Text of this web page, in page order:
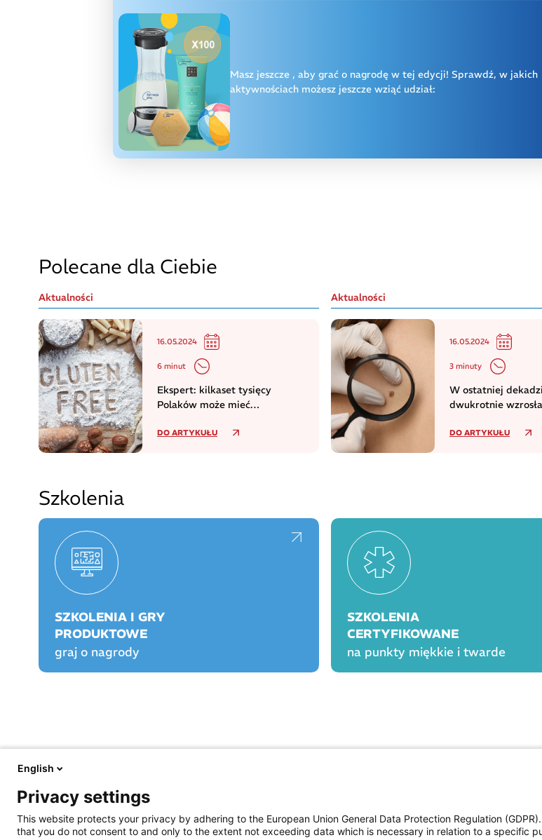
Masz jeszcze , aby grać o nagrodę w tej edycji! Sprawdź, w jakich
aktywnościach możesz jeszcze wziąć udział:
Polecane dla Ciebie
Aktualności
16.05.2024
6 minut
Ekspert: kilkaset tysięcy
Polaków może mieć
DO ARTYKUŁU
Aktualności
16.05.2024
3 minuty
W ostatniej
dwukrotnie
DO ARTYKUŁU
Szkolenia
SZKOLENIA I GRY
PRODUKTOWE
graj o nagrody
SZKOLENIA
CERTYFIKOWANE
na punkty miękkie i twarde
O nas
Aktualności
Prawo
Opieka farmaceutyczna
Graj o nagrody!
Rankingi
Regulamin serwisu
Regulamin konkursu Farmacja Play
English
Privacy settings
This website protects your privacy by adhering to the European Union General Data Protection Regulation
that you do not consent to and only to the extent not exceeding data which is necessary in relation to a specific